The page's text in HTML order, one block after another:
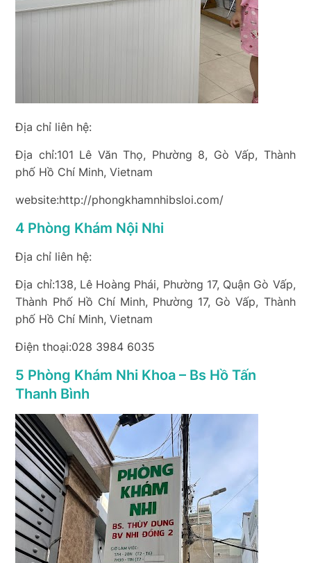
Địa chỉ liên hệ:
Địa chỉ:101 Lê Văn Thọ, Phường 8, Gò Vấp, Thành
phố Hồ Chí Minh, Vietnam
website:http://phongkhamnhibsloi.com/
4 Phòng Khám Nội Nhi
Địa chỉ liên hệ:
Địa chỉ:138, Lê Hoàng Phái, Phường 17, Quận Gò Vấp,
Thành Phố Hồ Chí Minh, Phường 17, Gò Vấp, Thành
phố Hồ Chí Minh, Vietnam
Điện thoại:028 3984 6035
5 Phòng Khám Nhi Khoa – Bs Hồ Tấn
Thanh Bình